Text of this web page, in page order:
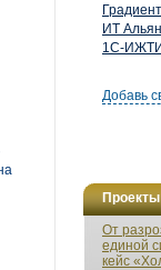
ИТ
1С-
Добавь
Проекты
От
единой
кейс